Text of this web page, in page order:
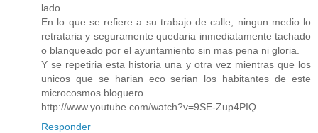
lado.
En lo que se refiere a su trabajo de calle, ningun medio lo
retrataria y seguramente quedaria inmediatamente tachado
o blanqueado por el ayuntamiento sin mas pena ni gloria.
Y se repetiria esta historia una y otra vez mientras que los
unicos que se harian eco serian los habitantes de este
microcosmos bloguero.
http://www.youtube.com/watch?v=9SE-Zup4PIQ
Responder